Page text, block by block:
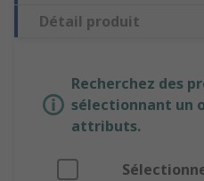
Détail produit
Recherchez des
sélectionnant un
attributs.